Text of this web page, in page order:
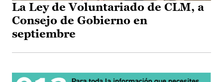
La Ley de Voluntariado de CLM, a
Consejo de Gobierno en
septiembre